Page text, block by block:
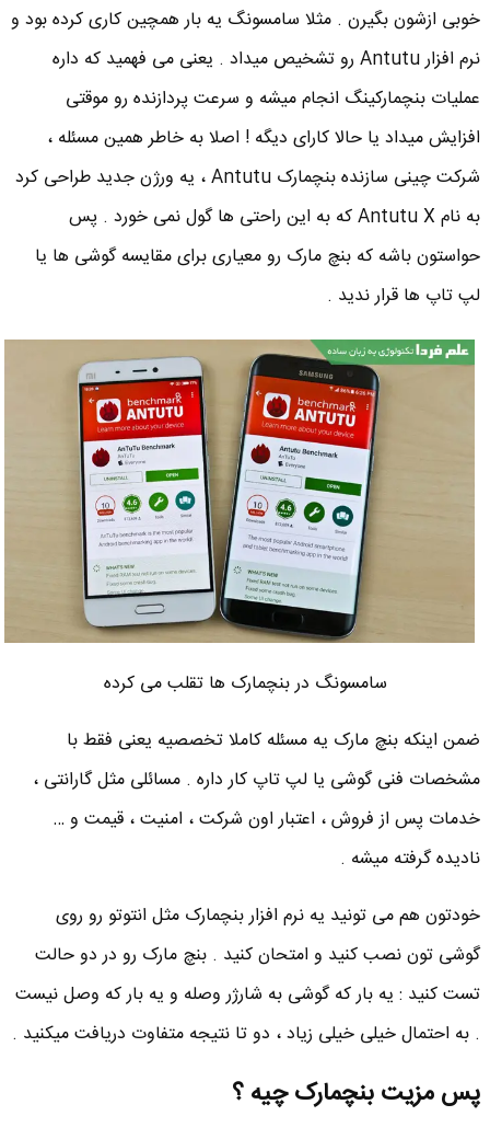
خوبی ازشون بگیرن . مثلا سامسونگ یه بار همچین کاری کرده بود و
نرم افزار Antutu رو تشخیص میداد . یعنی می فهمید که داره
عملیات بنچمارکینگ انجام میشه و سرعت پردازنده رو موقتی
افزایش میداد یا حالا کارای دیگه ! اصلا به خاطر همین مسئله ،
شرکت چینی سازنده بنچمارک Antutu ، یه ورژن جدید طراحی کرد
به نام Antutu X که به این راحتی ها گول نمی خورد . پس
حواستون باشه که بنچ مارک رو معیاری برای مقایسه گوشی ها یا
لپ تاپ ها قرار ندید .
سامسونگ در بنچمارک ها تقلب می کرده
ضمن اینکه بنچ مارک یه مسئله کاملا تخصصیه یعنی فقط با
مشخصات فنی گوشی یا لپ تاپ کار داره . مسائلی مثل گارانتی ،
خدمات پس از فروش ، اعتبار اون شرکت ، امنیت ، قیمت و …
نادیده گرفته میشه .
خودتون هم می تونید یه نرم افزار بنچمارک مثل انتوتو رو روی
گوشی تون نصب کنید و امتحان کنید . بنچ مارک رو در دو حالت
تست کنید : یه بار که گوشی به شارژر وصله و یه بار که وصل نیست
. به احتمال خیلی خیلی زیاد ، دو تا نتیجه متفاوت دریافت میکنید .
پس مزیت بنچمارک چیه ؟